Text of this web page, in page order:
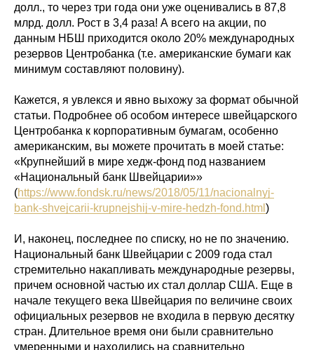
долл., то через три года они уже оценивались в 87,8
млрд. долл. Рост в 3,4 раза! А всего на акции, по
данным НБШ приходится около 20% международных
резервов Центробанка (т.е. американские бумаги как
минимум составляют половину).
Кажется, я увлекся и явно выхожу за формат обычной
статьи. Подробнее об особом интересе швейцарского
Центробанка к корпоративным бумагам, особенно
американским, вы можете прочитать в моей статье:
«Крупнейший в мире хедж-фонд под названием
«Национальный банк Швейцарии»»
(https://www.fondsk.ru/news/2018/05/11/nacionalnyj-
bank-shvejcarii-krupnejshij-v-mire-hedzh-fond.html )
И, наконец, последнее по списку, но не по значению.
Национальный банк Швейцарии с 2009 года стал
стремительно накапливать международные резервы,
причем основной частью их стал доллар США. Еще в
начале текущего века Швейцария по величине своих
официальных резервов не входила в первую десятку
стран. Длительное время они были сравнительно
умеренными и находились на сравнительно